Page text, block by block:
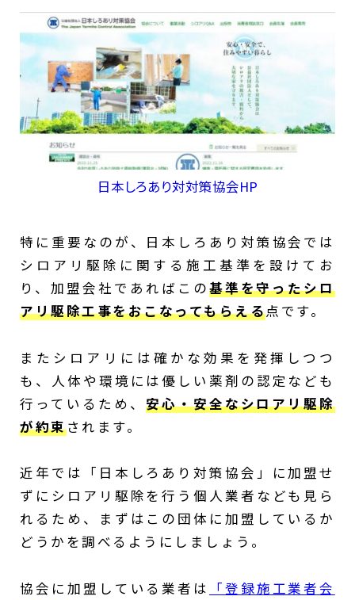
日本しろあり対対策協会HP
特に重要なのが、日本しろあり対策協会では
シロアリ駆除に関する施工基準を設けてお
り、加盟会社であればこの基準を守ったシロ
アリ駆除工事をおこなってもらえる点です。
またシロアリには確かな効果を発揮しつつ
も、人体や環境には優しい薬剤の認定なども
行っているため、 安心・安全なシロアリ駆除
が約束されます。
近年では「日本しろあり対策協会」に加盟せ
ずにシロアリ駆除を行う個人業者なども見ら
れるため、まずはこの団体に加盟しているか
どうかを調べるようにしましょう。
協会に加盟している業者は 「登録施工業者会